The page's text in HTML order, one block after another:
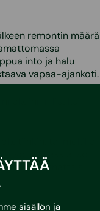
sisällön ja
remontin määrä
into ja halu
vapaa-ajankoti.
tai mökillä
voi olla äkkiä iso
ei kannattaisi